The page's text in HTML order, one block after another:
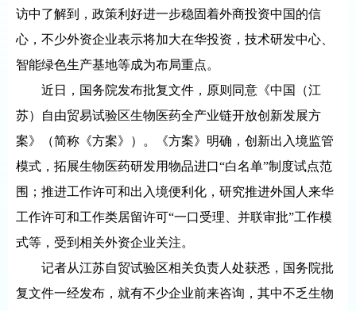
访中了解到，政策利好进一步稳固着外商投资中国的信
心，不少外资企业表示将加大在华投资，技术研发中心、
智能绿色生产基地等成为布局重点。
近日，国务院发布批复文件，原则同意《中国（江
苏）自由贸易试验区生物医药全产业链开放创新发展方
案》（简称《方案》）。《方案》明确，创新出入境监管
模式，拓展生物医药研发用物品进口“白名单”制度试点范
围；推进工作许可和出入境便利化，研究推进外国人来华
工作许可和工作类居留许可“一口受理、并联审批”工作模
式等，受到相关外资企业关注。
记者从江苏自贸试验区相关负责人处获悉，国务院批
复文件一经发布，就有不少企业前来咨询，其中不乏生物